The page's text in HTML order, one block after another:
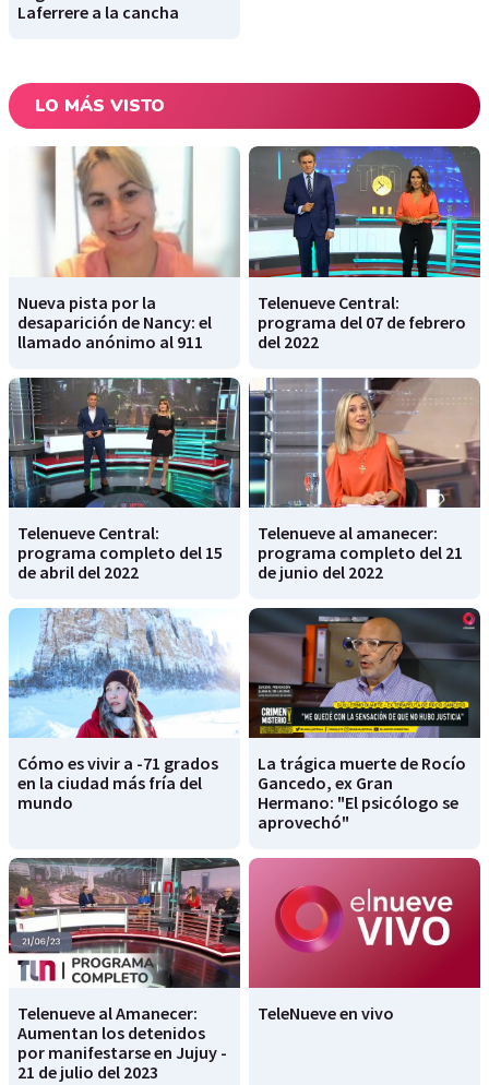
Laferrere a la cancha
LO MÁS VISTO
Nueva pista por la
desaparición de Nancy: el
llamado anónimo al 911
Telenueve Central:
programa del 07 de febrero
del 2022
Telenueve Central:
programa completo del 15
de abril del 2022
Telenueve al amanecer:
programa completo del 21
de junio del 2022
Cómo es vivir a -71 grados
en la ciudad más fría del
mundo
La trágica muerte de Rocío
Gancedo, ex Gran
Hermano: "El psicólogo se
aprovechó"
Telenueve al Amanecer:
Aumentan los detenidos
por manifestarse en Jujuy -
21 de julio del 2023
TeleNueve en vivo